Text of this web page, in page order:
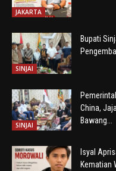
JAKARTA
SINJAI
Bupati
SINJAI
China,
Bawang...
Isyal
Kematian